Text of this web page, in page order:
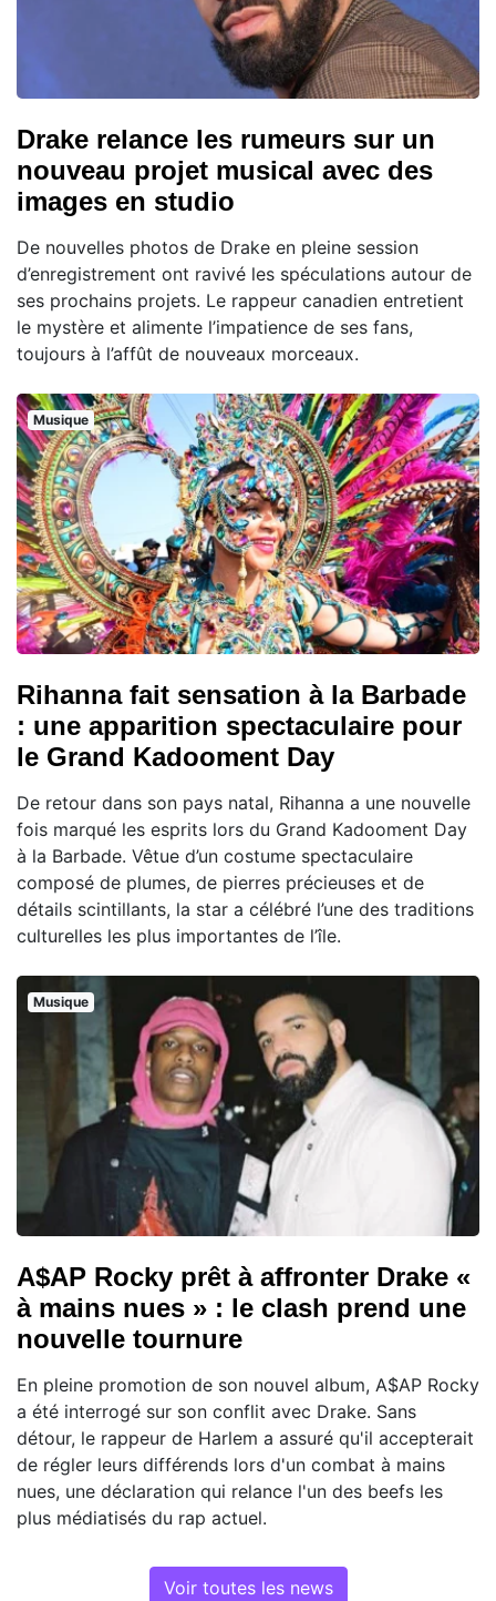
Drake relance les rumeurs sur un
nouveau projet musical avec des
images en studio
De nouvelles photos de Drake en pleine session
d’enregistrement ont ravivé les spéculations autour de
ses prochains projets. Le rappeur canadien entretient
le mystère et alimente l’impatience de ses fans,
toujours à l’affût de nouveaux morceaux.
Musique
Rihanna fait sensation à la Barbade
: une apparition spectaculaire pour
le Grand Kadooment Day
De retour dans son pays natal, Rihanna a une nouvelle
fois marqué les esprits lors du Grand Kadooment Day
à la Barbade. Vêtue d’un costume spectaculaire
composé de plumes, de pierres précieuses et de
détails scintillants, la star a célébré l’une des traditions
culturelles les plus importantes de l’île.
Musique
A$AP Rocky prêt à affronter Drake «
à mains nues » : le clash prend une
nouvelle tournure
En pleine promotion de son nouvel album, A$AP Rocky
a été interrogé sur son conflit avec Drake. Sans
détour, le rappeur de Harlem a assuré qu'il accepterait
de régler leurs différends lors d'un combat à mains
nues, une déclaration qui relance l'un des beefs les
plus médiatisés du rap actuel.
Voir toutes les news